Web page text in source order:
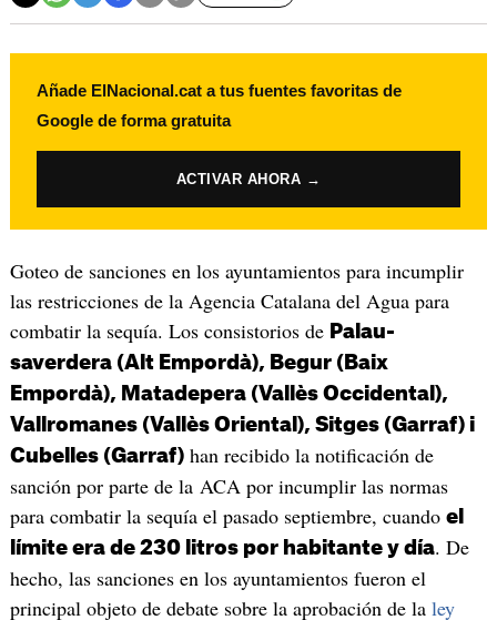
Añade ElNacional.cat a tus fuentes favoritas de
Google de forma gratuita
ACTIVAR AHORA →
Goteo de sanciones en los ayuntamientos para incumplir
las restricciones de la Agencia Catalana del Agua para
combatir la sequía. Los consistorios de Palau-
saverdera (Alt Empordà), Begur (Baix
Empordà), Matadepera (Vallès Occidental),
Vallromanes (Vallès Oriental), Sitges (Garraf) i
Cubelles (Garraf)han recibido la notificación de
sanción por parte de la ACA por incumplir las normas
para combatir la sequía el pasado septiembre, cuando el
límite era de 230 litros por habitante y día. De
hecho, las sanciones en los ayuntamientos fueron el
principal objeto de debate sobre la aprobación de la ley